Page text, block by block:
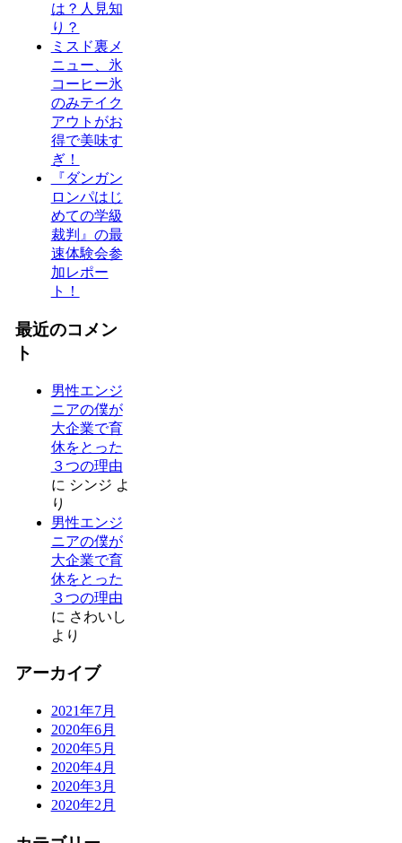
は？人見知
り？
ミスド裏メ
ニュー、氷
コーヒー氷
のみテイク
アウトがお
得で美味す
ぎ！
『ダンガン
ロンパはじ
めての学級
裁判』の最
速体験会参
加レポー
ト！
最近のコメン
ト
男性エンジ
ニアの僕が
大企業で育
休をとった
３つの理由
に シンジ よ
り
男性エンジ
ニアの僕が
大企業で育
休をとった
３つの理由
に さわいし
より
アーカイブ
2021年7月
2020年6月
2020年5月
2020年4月
2020年3月
2020年2月